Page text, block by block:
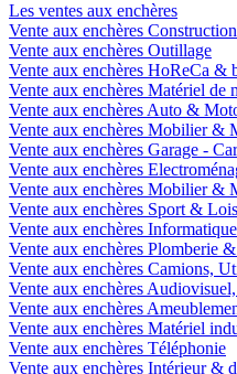
Les ventes aux enchères
Vente aux enchères
Vente aux enchères Outillage
Vente aux enchères HoReCa &
Vente aux enchères Matériel
Vente aux enchères Auto &
Vente aux enchères Mobilier &
Vente aux enchères Garage -
Vente aux enchères
Vente aux enchères Mobilier &
Vente aux enchères Sport &
Vente aux enchères
Vente aux enchères Plomberie
Vente aux enchères Camions,
Vente aux enchères
Vente aux enchères
Vente aux enchères Matériel
Vente aux enchères Téléphonie
Vente aux enchères Intérieur &